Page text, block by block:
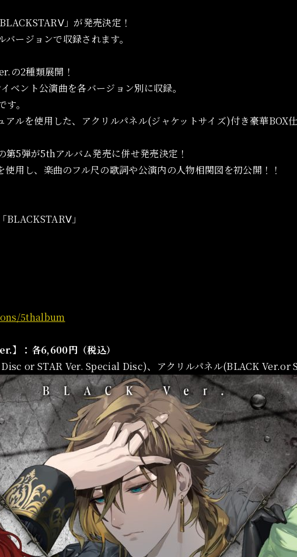
」が発売決定！
ージョンで収録されます。
の2種類展開！
ント公演曲を各バージョン別に収録。
。
ルを使用した、アクリルパネル(ジャケットサイズ)付き豪華BOX仕
5弾が5thアルバム発売に併せ発売決定！
用し、楽曲のフル尺の歌詞や公演内の人物相関図を初公開！！
」
5thalbum
】：各6,600円（税込）
or STAR Ver. Special Disc)、アクリルパネル(BLACK Ver.or